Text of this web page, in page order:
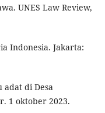
UNES Law Review,
Indonesia. Jakarta:
adat di Desa
1 oktober 2023.